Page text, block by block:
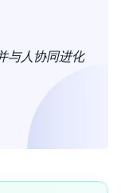
与人协同进化